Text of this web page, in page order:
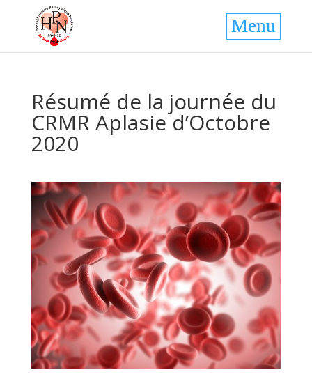
Résumé de la journée du
CRMR Aplasie d’Octobre
2020